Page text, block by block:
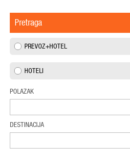
Pretraga
PREVOZ+HOTEL
HOTELI
POLAZAK
DESTINACIJA